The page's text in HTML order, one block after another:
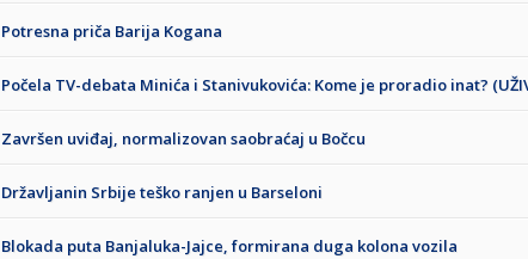
Potresna priča Barija Kogana
Počela TV-debata Minića i Stanivukovića: Kome je proradio inat?
Završen uviđaj, normalizovan saobraćaj u Bočcu
Državljanin Srbije teško ranjen u Barseloni
Blokada puta Banjaluka-Jajce, formirana duga kolona vozila